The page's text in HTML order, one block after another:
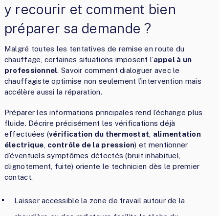
y recourir et comment bien
préparer sa demande ?
Malgré toutes les tentatives de remise en route du
chauffage, certaines situations imposent l’appel à un
professionnel. Savoir comment dialoguer avec le
chauffagiste optimise non seulement l’intervention mais
accélère aussi la réparation.
Préparer les informations principales rend l’échange plus
fluide. Décrire précisément les vérifications déjà
effectuées (vérification du thermostat alimentation
électrique contrôle de la pression) et mentionner
d’éventuels symptômes détectés (bruit inhabituel,
clignotement, fuite) oriente le technicien dès le premier
contact.
Laisser accessible la zone de travail autour de la